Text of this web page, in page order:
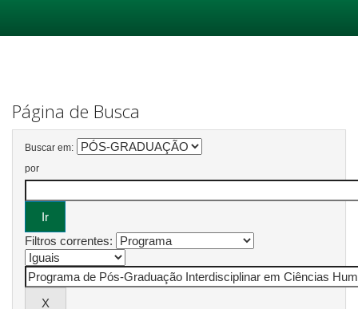
Página de Busca
Buscar em:
por
Filtros correntes: